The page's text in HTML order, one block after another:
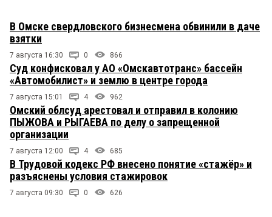
В Омске свердловского бизнесмена обвинили в даче
взятки
7 августа 16:30 0 866
Суд конфисковал у АО «Омскавтотранс» бассейн
«Автомобилист» и землю в центре города
7 августа 15:01 4 962
Омский облсуд арестовал и отправил в колонию
ПЫЖОВА и РЫГАЕВА по делу о запрещенной
организации
7 августа 12:00 4 685
В Трудовой кодекс РФ внесено понятие «стажёр» и
разъяснены условия стажировок
7 августа 09:30 0 626